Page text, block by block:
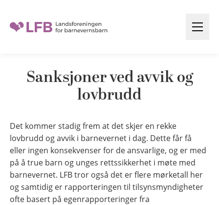
o
n
n
h
o
l
d
Å
m
Sanksjoner ved avvik og
lovbrudd
Det kommer stadig frem at det skjer en rekke
lovbrudd og avvik i barnevernet i dag. Dette får få
eller ingen konsekvenser for de ansvarlige, og er med
på å true barn og unges rettssikkerhet i møte med
barnevernet. LFB tror også det er flere mørketall her
og samtidig er rapporteringen til tilsynsmyndigheter
ofte basert på egenrapporteringer fra